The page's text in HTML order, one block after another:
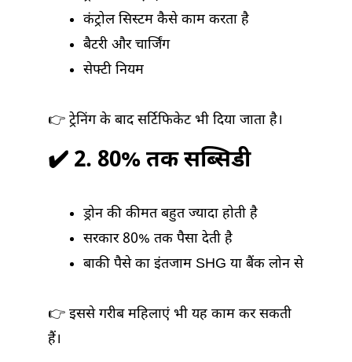
कंट्रोल सिस्टम कैसे काम करता है
बैटरी और चार्जिंग
सेफ्टी नियम
👉 ट्रेनिंग के बाद सर्टिफिकेट भी दिया जाता है।
✔️ 2. 80% तक सब्सिडी
ड्रोन की कीमत बहुत ज्यादा होती है
सरकार 80% तक पैसा देती है
बाकी पैसे का इंतजाम SHG या बैंक लोन से
👉 इससे गरीब महिलाएं भी यह काम कर सकती
हैं।